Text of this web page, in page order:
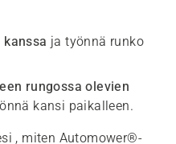
ja työnnä runko
rungossa olevien
kansi paikalleen.
, miten Automower®-